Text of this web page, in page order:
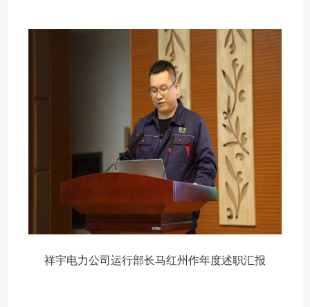
祥宇电力公司运行部长马红州作年度述职汇报